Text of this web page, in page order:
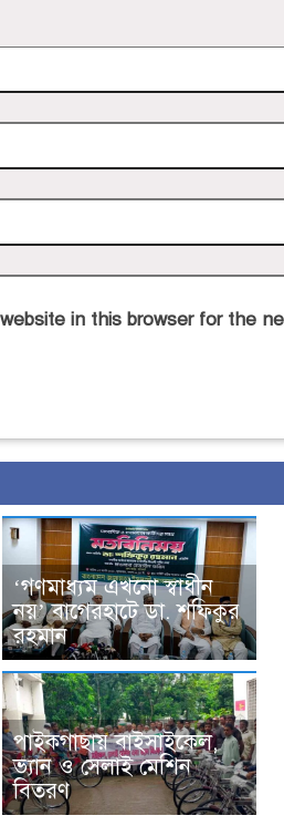
in this browser for the
‘গণমাধ্যম এখনো স্বাধীন
নয়’ বাগেরহাটে ডা. শফিকুর
রহমান
পাইকগাছায় বাইসাইকেল,
ভ্যান ও সেলাই মেশিন
বিতরণ